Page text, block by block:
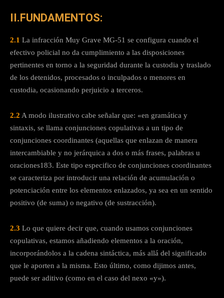
II.FUNDAMENTOS:
2.1 La infracción Muy Grave MG-51 se configura cuando el
efectivo policial no da cumplimiento a las disposiciones
pertinentes en torno a la seguridad durante la custodia y traslado
de los detenidos, procesados o inculpados o menores en
custodia, ocasionando perjuicio a terceros.
2.2 A modo ilustrativo cabe señalar que: «en gramática y
sintaxis, se llama conjunciones copulativas a un tipo de
conjunciones coordinantes (aquellas que enlazan de manera
intercambiable y no jerárquica a dos o más frases, palabras u
oraciones183. Este tipo especifico de conjunciones coordinantes
se caracteriza por introducir una relación de acumulación o
potenciación entre los elementos enlazados, ya sea en un sentido
positivo (de suma) o negativo (de sustracción).
2.3 Lo que quiere decir que, cuando usamos conjunciones
copulativas, estamos añadiendo elementos a la oración,
incorporándolos a la cadena sintáctica, más allá del significado
que le aporten a la misma. Esto último, como dijimos antes,
puede ser aditivo (como en el caso del nexo «y»).